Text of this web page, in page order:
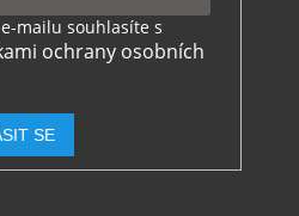
mailu souhlasíte s
ochrany osobních
SE